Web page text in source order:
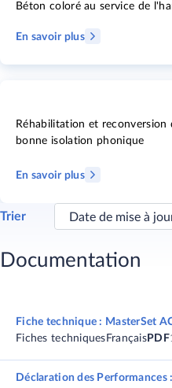
Béton coloré au service de
En savoir plus
Réhabilitation et reconversion
bonne isolation phonique
En savoir plus
Trier
Documentation
Fiche technique : MasterSet
Fiches techniques Français PDF
Déclaration des Performances